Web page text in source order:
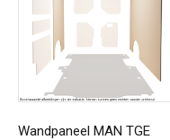
Wandpaneel MAN TGE
meerdere
variaties.
Deze
kan
gekozen